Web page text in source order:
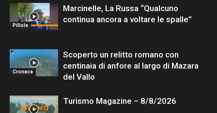
Pillole
Marcinelle, La Russa “Qualcuno
continua ancora a voltare le spalle”
Cronaca
Scoperto un relitto romano con
centinaia di anfore al largo di Mazara
del Vallo
Turismo Magazine – 8/8/2026